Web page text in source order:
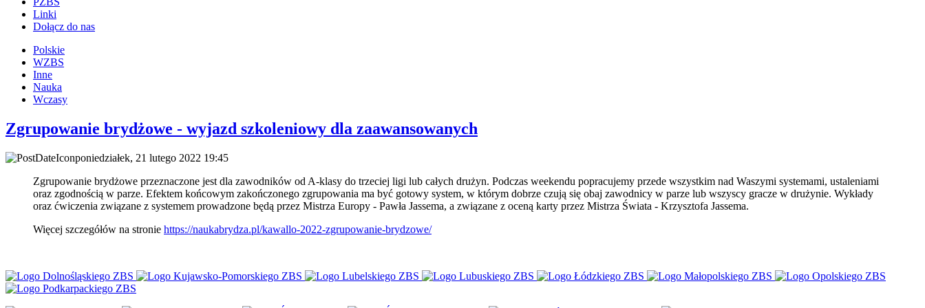
Linki
Dołącz do nas
Polskie
WZBS
Inne
Nauka
Wczasy
Zgrupowanie brydżowe - wyjazd szkoleniowy dla zaawansowanych
poniedziałek, 21 lutego 2022 19:45
Zgrupowanie brydżowe przeznaczone jest dla zawodników od A-klasy do trzeciej ligi lub całych drużyn. Podczas weekendu popracujemy przede wszystkim nad Waszymi systemami, ustaleniami
oraz zgodnością w parze. Efektem końcowym zakończonego zgrupowania ma być gotowy system, w którym dobrze czują się obaj zawodnicy w parze lub wszyscy gracze w drużynie. Wykłady
oraz ćwiczenia związane z systemem prowadzone będą przez Mistrza Europy - Pawła Jassema, a związane z oceną karty przez Mistrza Świata - Krzysztofa Jassema.
Więcej szczegółów na stronie https://naukabrydza.pl/kawallo-2022-zgrupowanie-brydzowe/